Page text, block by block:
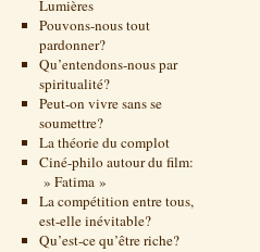
Lumières
Pouvons-nous tout
pardonner?
Qu’entendons-nous par
spiritualité?
Peut-on vivre sans se
soumettre?
La théorie du complot
Ciné-philo autour du film:
» Fatima »
La compétition entre tous,
est-elle inévitable?
Qu’est-ce qu’être riche?